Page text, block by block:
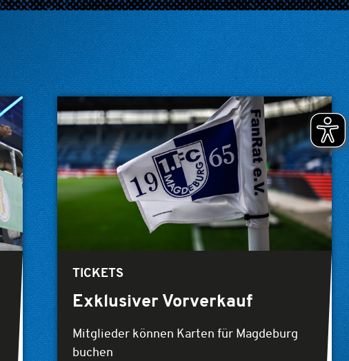
TICKETS
Exklusiver Vorverkauf
Mitglieder können Karten für Magdeburg
buchen